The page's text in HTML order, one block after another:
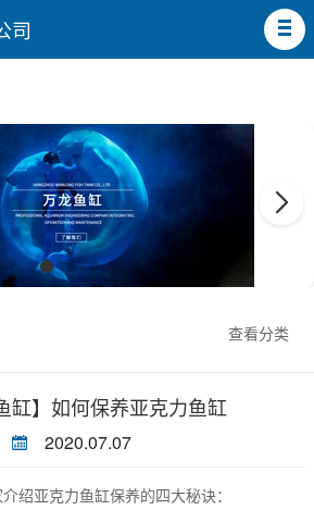
司
查看分类
缸】如何保养亚克力鱼缸
2020.07.07
绍亚克力鱼缸保养的四大秘诀：